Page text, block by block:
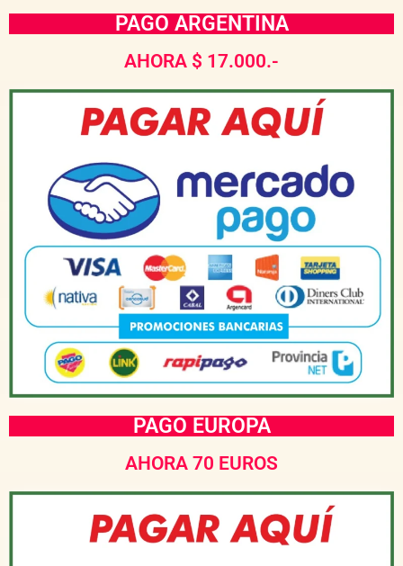
PAGO ARGENTINA
AHORA $ 17.000.-
PAGO EUROPA
AHORA 70 EUROS